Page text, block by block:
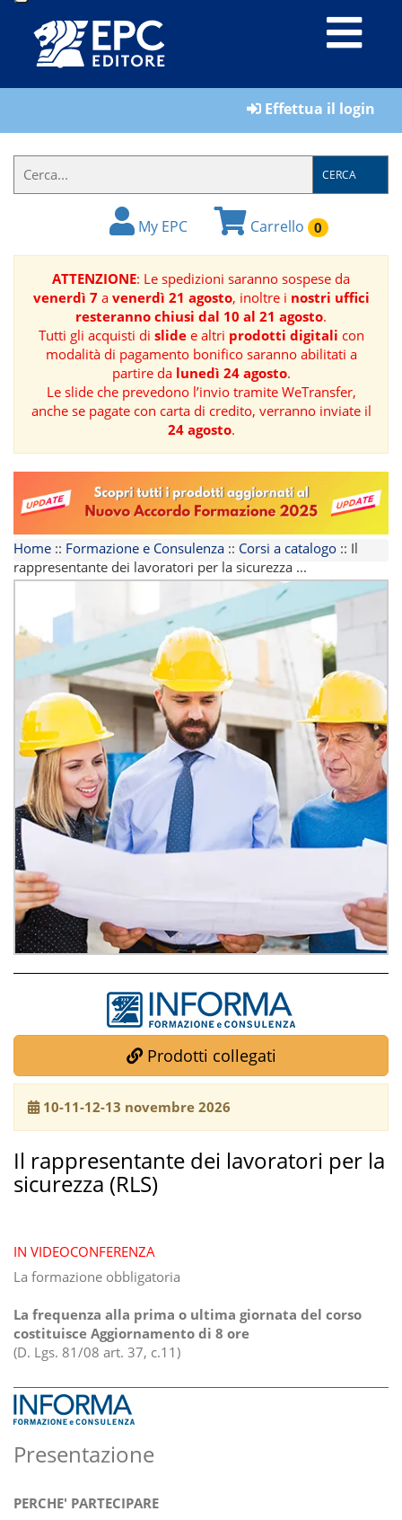
LIBRI
IL
FORMATORE
BOOK
RIVISTE
MANUALISTICA
SOFTWARE
TEMATICHE
Effettua il login
CERCA
My EPC Carrello 0
ATTENZIONE: Le spedizioni saranno sospese da
venerdì 7a venerdì 21 agosto, inoltre i nostri uffici
resteranno chiusi dal 10 al 21 agosto.
Tutti gli acquisti di slidee altri prodotti digitali con
modalità di pagamento bonifico saranno abilitati a
partire da lunedì 24 agosto.
Le slide che prevedono l’invio tramite WeTransfer,
anche se pagate con carta di credito, verranno inviate il
24 agosto.
Home :: Formazione e Consulenza :: Corsi a catalogo :: Il
rappresentante dei lavoratori per la sicurezza ...
Prodotti collegati
10-11-12-13 novembre 2026
Il rappresentante dei lavoratori per la
sicurezza (RLS)
IN VIDEOCONFERENZA
La formazione obbligatoria
La frequenza alla prima o ultima giornata del corso
costituisce Aggiornamento di 8 ore
(D. Lgs. 81/08 art. 37, c.11)
Presentazione
PERCHE' PARTECIPARE